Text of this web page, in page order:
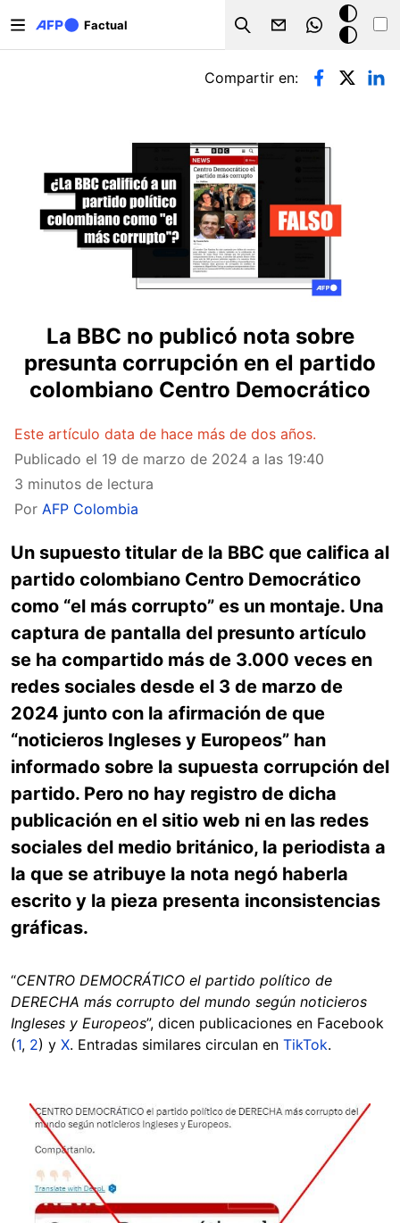
Factual
Search
Modo
oscuro
Solapas principales
Compartir en:
La BBC no publicó nota sobre
presunta corrupción en el partido
colombiano Centro Democrático
Este artículo data de hace más de dos años.
Publicado el 19 de marzo de 2024 a las 19:40
3 minutos de lectura
Por AFP Colombia
Un supuesto titular de la BBC que califica al
partido colombiano Centro Democrático
como “el más corrupto” es un montaje. Una
captura de pantalla del presunto artículo
se ha compartido más de 3.000 veces en
redes sociales desde el 3 de marzo de
2024 junto con la afirmación de que
“noticieros Ingleses y Europeos” han
informado sobre la supuesta corrupción del
partido. Pero no hay registro de dicha
publicación en el sitio web ni en las redes
sociales del medio británico, la periodista a
la que se atribuye la nota negó haberla
escrito y la pieza presenta inconsistencias
gráficas.
“CENTRO DEMOCRÁTICO el partido político de
DERECHA más corrupto del mundo según noticieros
Ingleses y Europeos”, dicen publicaciones en Facebook
(1, 2) y X. Entradas similares circulan en TikTok.
Image